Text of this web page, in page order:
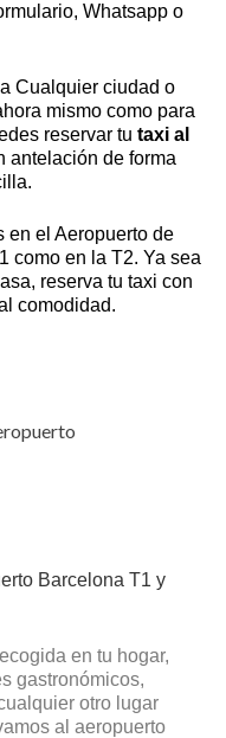
, Whatsappo
Cualquier ciudad o
mismo como para
reservar tu taxi al
antelación de forma
en el Aeropuerto de
como en la T2. Ya sea
reserva tu taxi con
comodidad.
Barcelona T1 y
en tu hogar,
gastronómicos,
otro lugar
al aeropuerto